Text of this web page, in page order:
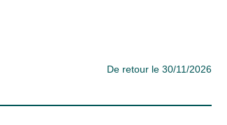
De retour le 30/11/2026